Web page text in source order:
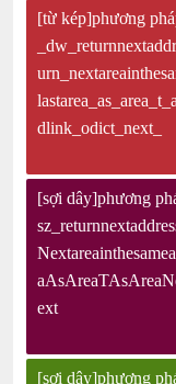
[từ kép]phương
dlink_odict_next_
[sợi dây]phương
ext
[sợi dây]phương